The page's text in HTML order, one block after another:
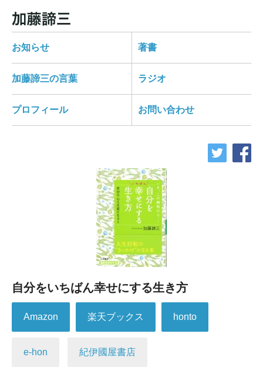
お知らせ 著書
加藤諦三の言葉 ラジオ
プロフィール お問い合わせ
自分をいちばん幸せにする生き方
Amazon 楽天ブックス honto
e-hon 紀伊國屋書店